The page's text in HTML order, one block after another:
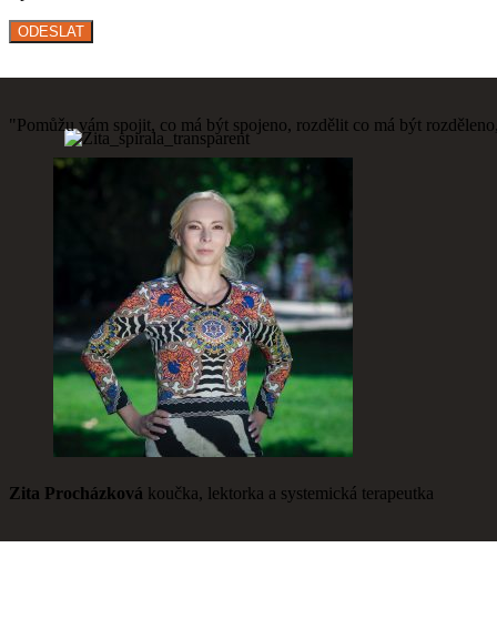
"Pomůžu vám spojit, co má být spojeno, rozdělit co má být
Zita Procházková koučka, lektorka a systemická terapeutka